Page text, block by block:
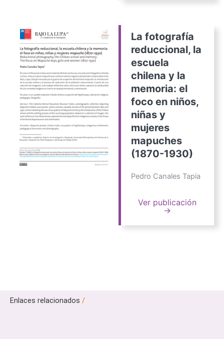
La fotografía
reduccional, la
escuela
chilena y la
memoria: el
foco en niños,
niñas y
mujeres
mapuches
(1870-1930)
Pedro Canales Tapia
Ver publicación
→
Enlaces relacionados /